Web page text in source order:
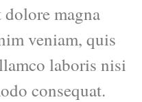
magna
veniam, quis
laboris nisi
consequat.